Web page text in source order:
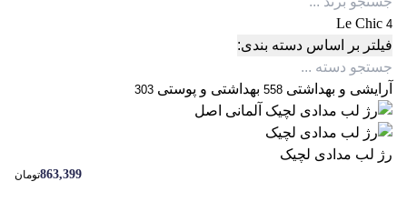
Le Chic 4
فیلتر بر اساس دسته بندی:
آرایشی و بهداشتی 558 بهداشتی و پوستی 303
رژ لب مدادی لچیک
863,399تومان